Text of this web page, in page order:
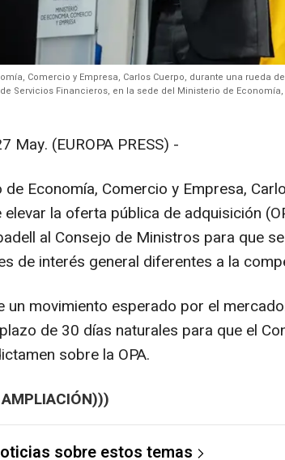
Comercio y Empresa, Carlos Cuerpo, durante una rueda
Servicios Financieros, en la sede del Ministerio de
May. (EUROPA PRESS) -
de Economía, Comercio y Empresa,
la oferta pública de adquisición
al Consejo de Ministros para que
de interés general diferentes a la
un movimiento esperado por el
de 30 días naturales para que el
sobre la OPA.
sobre estos temas